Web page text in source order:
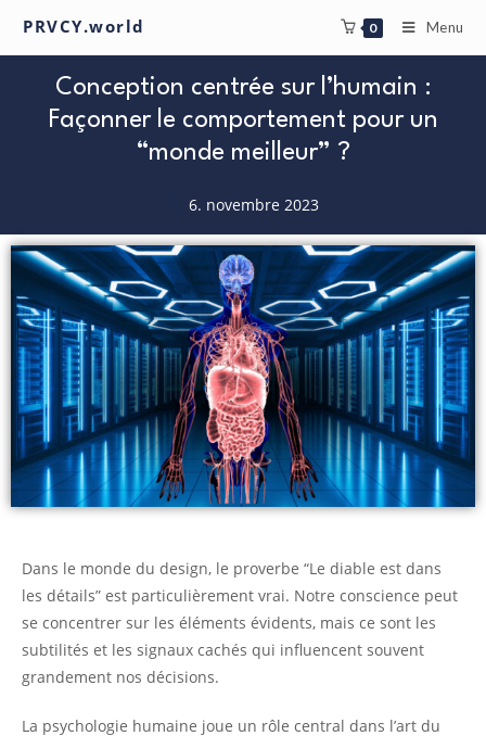
PRVCY.world 0 Menu
Conception centrée sur l’humain :
Façonner le comportement pour un
“monde meilleur” ?
6. novembre 2023
Dans le monde du design, le proverbe “Le diable est dans
les détails” est particulièrement vrai. Notre conscience peut
se concentrer sur les éléments évidents, mais ce sont les
subtilités et les signaux cachés qui influencent souvent
grandement nos décisions.
La psychologie humaine joue un rôle central dans l’art du